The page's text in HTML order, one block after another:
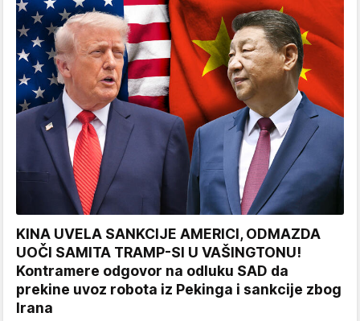
KINA UVELA SANKCIJE AMERICI, ODMAZDA
UOČI SAMITA TRAMP-SI U VAŠINGTONU!
Kontramere odgovor na odluku SAD da
prekine uvoz robota iz Pekinga i sankcije zbog
Irana